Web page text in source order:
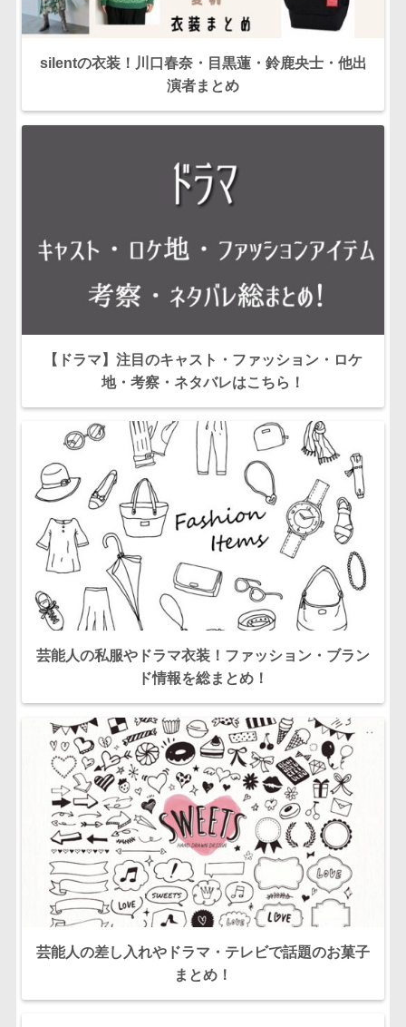
silentの衣装！川口春奈・目黒蓮・鈴鹿央士・他出
演者まとめ
【ドラマ】注目のキャスト・ファッション・ロケ
地・考察・ネタバレはこちら！
芸能人の私服やドラマ衣装！ファッション・ブラン
ド情報を総まとめ！
芸能人の差し入れやドラマ・テレビで話題のお菓子
まとめ！